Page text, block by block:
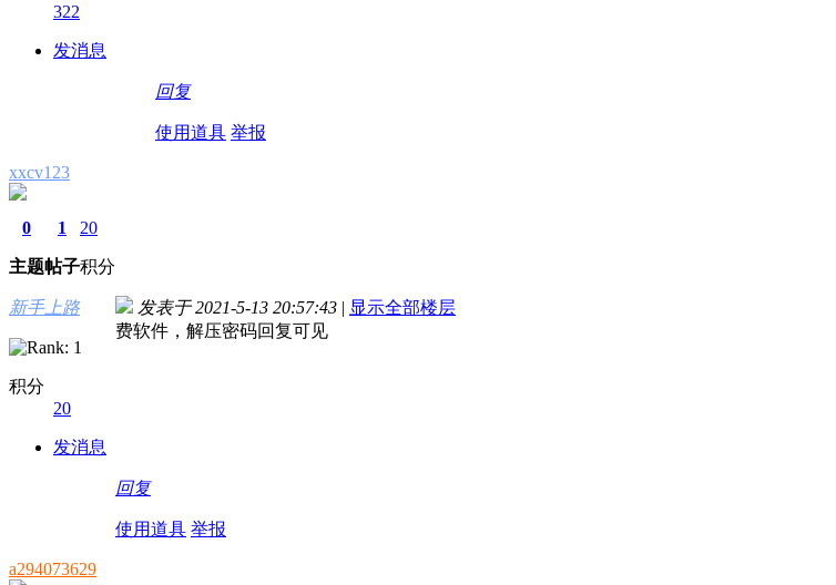
322
发消息
回复
使用道具 举报
xxcv123
0
主题
1
帖子
20
积分
新手上路
积分
20
发消息
发表于 2021-5-13 20:57:43 | 显示全部楼层
费软件，解压密码回复可见
回复
使用道具 举报
a294073629